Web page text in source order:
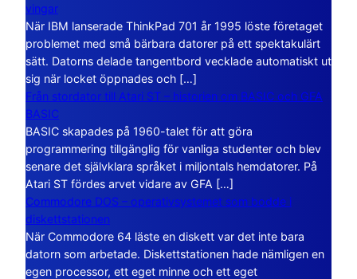
vingar
När IBM lanserade ThinkPad 701 år 1995 löste företaget
problemet med små bärbara datorer på ett spektakulärt
sätt. Datorns delade tangentbord vecklade automatiskt ut
sig när locket öppnades och […]
Från stordator till Atari ST – historien om BASIC och GFA
BASIC
BASIC skapades på 1960-talet för att göra
programmering tillgänglig för vanliga studenter och blev
senare det självklara språket i miljontals hemdatorer. På
Atari ST fördes arvet vidare av GFA […]
Commodore DOS – operativsystemet som bodde i
diskettstationen
När Commodore 64 läste en diskett var det inte bara
datorn som arbetade. Diskettstationen hade nämligen en
egen processor, ett eget minne och ett eget